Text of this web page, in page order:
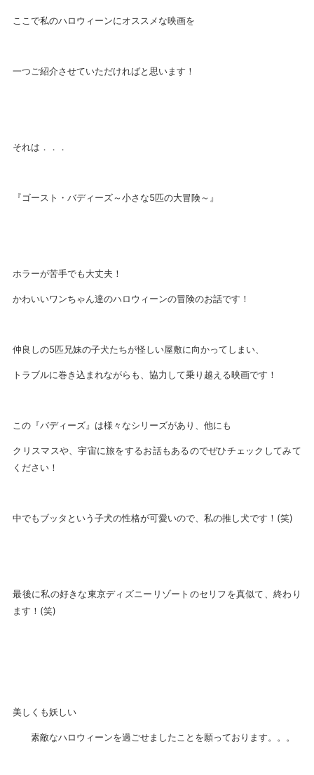
ここで私のハロウィーンにオススメな映画を
一つご紹介させていただければと思います！
それは．．．
『ゴースト・バディーズ～小さな5匹の大冒険～』
ホラーが苦手でも大丈夫！
かわいいワンちゃん達のハロウィーンの冒険のお話です！
仲良しの5匹兄妹の子犬たちが怪しい屋敷に向かってしまい、
トラブルに巻き込まれながらも、協力して乗り越える映画です！
この『バディーズ』は様々なシリーズがあり、他にも
クリスマスや、宇宙に旅をするお話もあるのでぜひチェックしてみて
ください！
中でもブッタという子犬の性格が可愛いので、私の推し犬です！(笑)
最後に私の好きな東京ディズニーリゾートのセリフを真似て、終わり
ます！(笑)
美しくも妖しい
素敵なハロウィーンを過ごせましたことを願っております。。。